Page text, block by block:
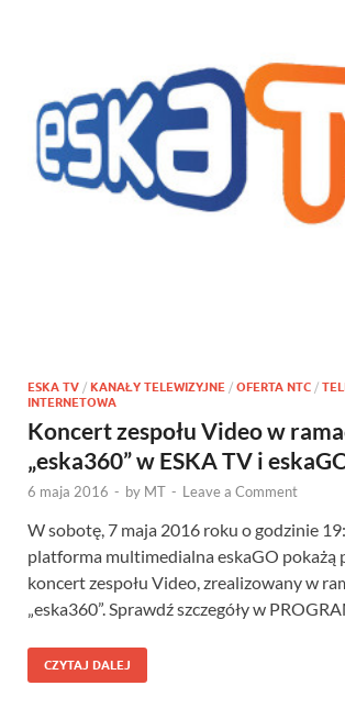
ESKA TV / KANAŁY TELEWIZYJNE / OFERTA NTC /
INTERNETOWA
Koncert zespołu Video w
„eska360” w ESKA TV i
6 maja 2016 - by MT - Leave a Comment
W sobotę, 7 maja 2016 roku o godzinie
platforma multimedialna eskaGO pokażą
koncert zespołu Video, zrealizowany w
„eska360”. Sprawdź szczegóły w
CZYTAJ DALEJ